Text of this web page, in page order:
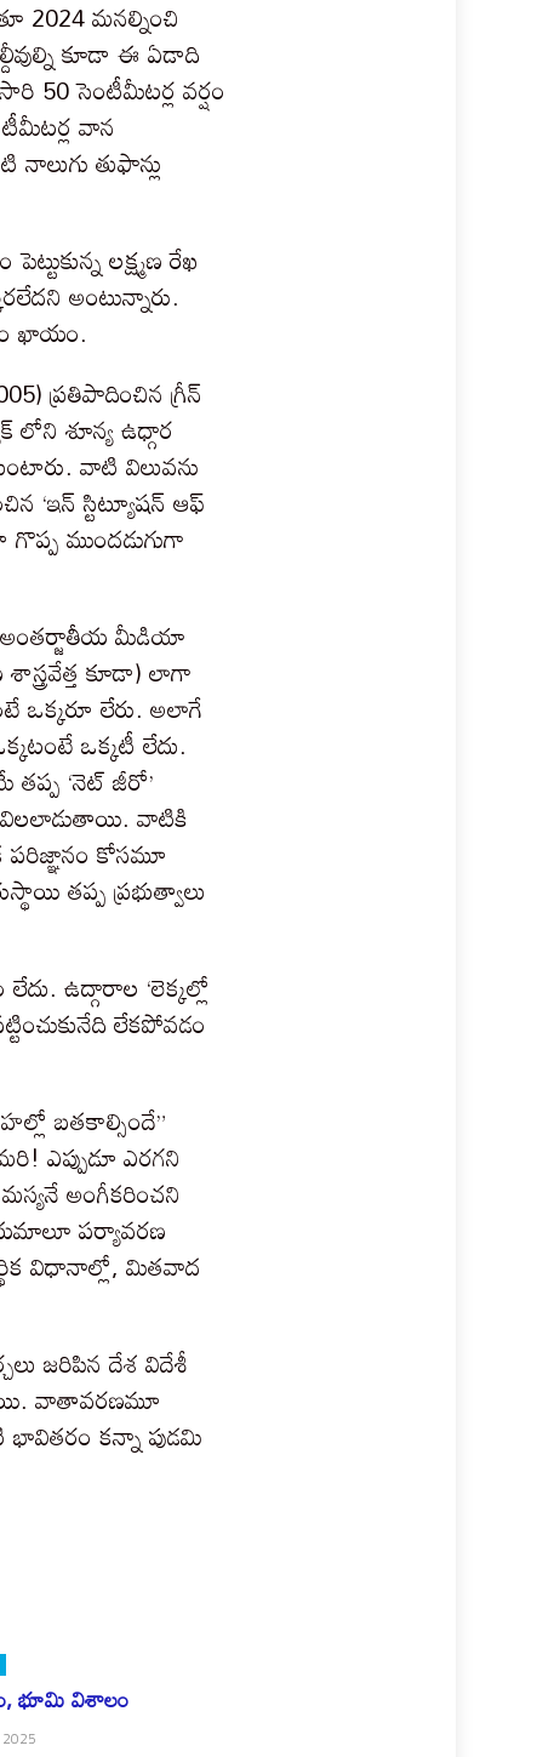
2024 మనల్నించి
కూడా ఈ ఏడాది
50 సెంటీమీటర్ల వర్షం
వాన
తుఫాన్లు
లక్ష్మణ రేఖ
అంటున్నారు.
ఖాయం.
ప్రతిపాదించిన గ్రీన్
లోని శూన్య ఉధ్గార
వాటి విలువను
‘ఇన్ స్టిట్యూషన్ ఆఫ్
ముందడుగుగా
అంతర్జాతీయ మీడియా
కూడా) లాగా
ఒక్కరూ లేరు. అలాగే
ఒక్కటీ లేదు.
‘నెట్ జీరో’
వాటికి
కోసమూ
తప్ప ప్రభుత్వాలు
ఉద్గారాల ‘లెక్కల్లో
లేకపోవడం
బతకాల్సిందే”
ఎప్పుడూ ఎరగని
అంగీకరించని
పర్యావరణ
విధానాల్లో, మితవాద
జరిపిన దేశ విదేశీ
వాతావరణమూ
భావితరం కన్నా పుడమి
భూమి విశాలం